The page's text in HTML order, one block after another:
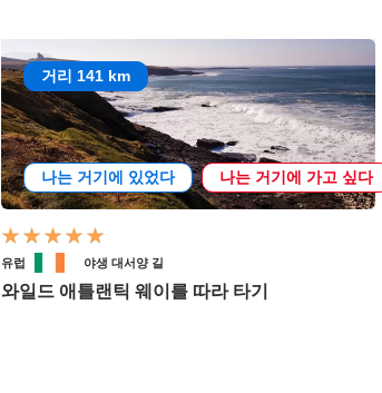
거리 141 km
나는 거기에 있었다 나는 거기에 가고 싶다
유럽 야생 대서양 길
와일드 애틀랜틱 웨이를 따라 타기